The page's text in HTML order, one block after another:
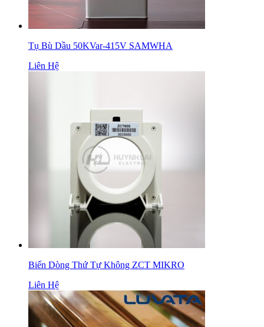
Tụ Bù Dầu 50KVar-415V SAMWHA
Liên Hệ
Biến Dòng Thứ Tự Không ZCT MIKRO
Liên Hệ